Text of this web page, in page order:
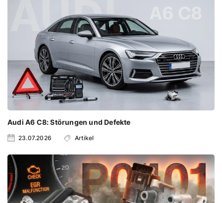
Audi A6 C8: Störungen und Defekte
23.07.2026 Artikel